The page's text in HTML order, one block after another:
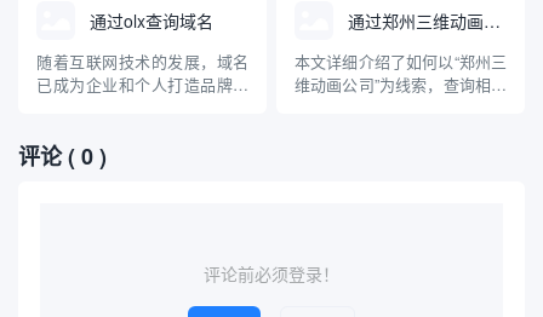
“粉碎机械”来查询域名？本文
将科普域名、查询方法以及“粉
碎机械”作为关键词在域名查询
过程中可能的应用场景，帮助
并非一个标准术语，而是用户
通过特定工具或平台查询包含
“taylor”字样或相关的域名信
息。本文将详细介绍域名查...
通过olx查询域名
随着互联网技术的发展，域名
已成为企业和个人打造品牌、
时，经常混淆域名查询平台与
OLX等二手交易平台。本文将
通过郑州三维动画公司查询域名
本文详细介绍了如何以“郑州三
维动画公司”为线索，查询相关
评论( 0 )
评论前必须登录！